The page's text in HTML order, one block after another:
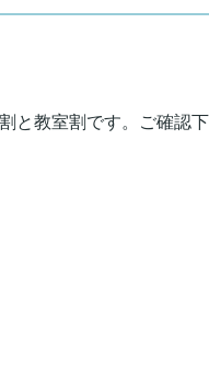
と教室割です。ご確認下